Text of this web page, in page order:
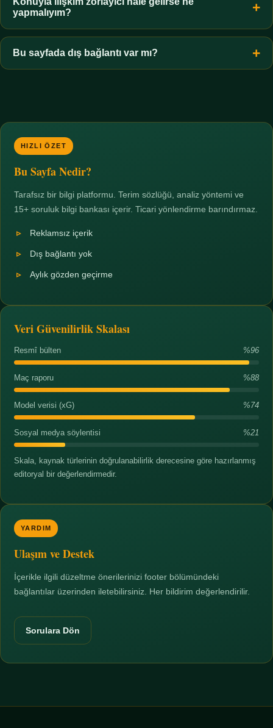
zorunluluktur.
yapmalıyım?
Zaman sınırı koyun, harcadığınız süreyi ölçün ve gerekirse
profesyonel destek alın. Türkiye'de ücretsiz danışma hatları
mevcuttur; yardım istemek güçlü bir adımdır.
Bu sayfada dış bağlantı var mı?
HIZLI ÖZET
Bu Sayfa Nedir?
Tarafsız bir bilgi platformu. Terim sözlüğü, analiz yöntemi ve
15+ soruluk bilgi bankası içerir. Ticari yönlendirme barındırmaz.
Reklamsız içerik
Dış bağlantı yok
Aylık gözden geçirme
Veri Güvenilirlik Skalası
Resmî bülten %96
Maç raporu %88
Model verisi (xG) %74
Sosyal medya söylentisi %21
Skala, kaynak türlerinin doğrulanabilirlik derecesine göre hazırlanmış
editoryal bir değerlendirmedir.
YARDIM
Ulaşım ve Destek
İçerikle ilgili düzeltme önerilerinizi footer bölümündeki
bağlantılar üzerinden iletebilirsiniz. Her bildirim değerlendirilir.
Sorulara Dön